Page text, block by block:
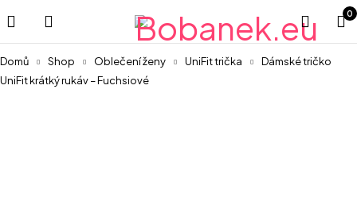
0
Domů Shop Oblečení ženy UniFit trička
Dámské tričko
UniFit krátký rukáv – Fuchsiové